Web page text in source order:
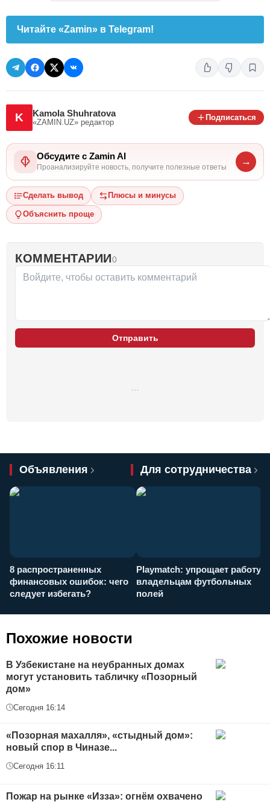
Читайте «Zamin» в Telegram!
K Kamola Shuhratova
«ZAMIN.UZ» редактор
Подписаться
Обсудите с Zamin AI
Проанализируйте новость, получите полезные ответы
→
Сделать вывод Плюсы и минусы
Объяснить проще
КОММЕНТАРИИ0
Отправить
Объявления Для сотрудничества
8 распространенных
финансовых ошибок: чего
следует избегать?
Playmatch: упрощает работу
владельцам футбольных
полей
Похожие новости
В Узбекистане на неубранных домах
могут установить табличку «Позорный
дом»
Сегодня 16:14
«Позорная махалля», «стыдный дом»:
новый спор в Чиназе...
Сегодня 16:11
Пожар на рынке «Изза»: огнём охвачено